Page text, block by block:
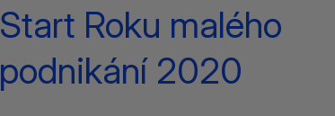
Start Roku malého
podnikání 2020